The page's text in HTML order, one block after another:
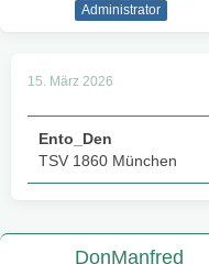
Administrator
15. März 2026
Ento_Den
TSV 1860 München
DonManfred